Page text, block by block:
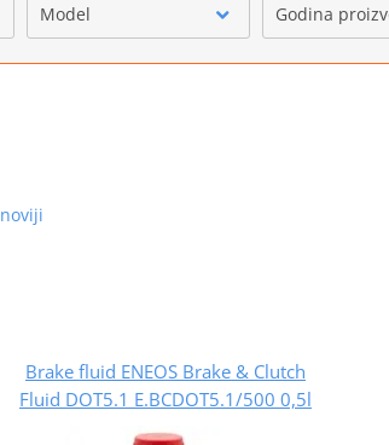
Model Godina
Brake fluid ENEOS Brake & Clutch
Fluid DOT5.1 E.BCDOT5.1/500 0,5l